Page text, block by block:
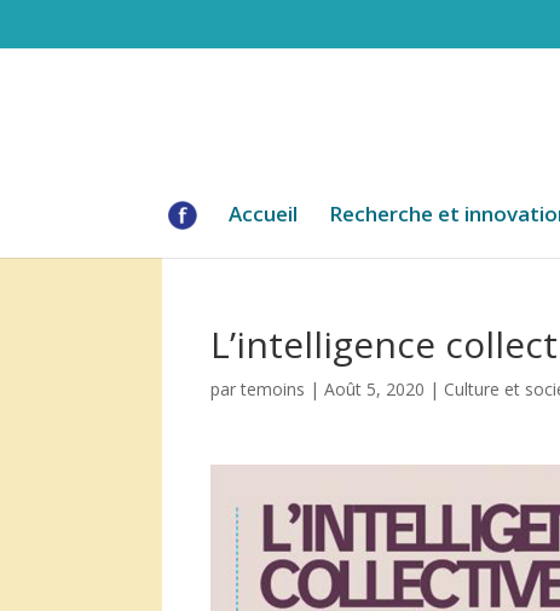
Accueil Recherche et
L’intelligence
partemoins |Août 5, 2020 | Culture et